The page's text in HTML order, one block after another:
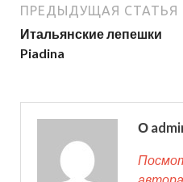
ПРЕДЫДУЩАЯ СТАТЬЯ
Итальянские лепешки
Piadina
О